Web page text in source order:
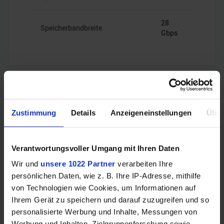
Zustimmung Details Anzeigeneinstellungen
Verantwortungsvoller Umgang mit Ihren Daten
Wir und unsere 1022 Partner verarbeiten Ihre
persönlichen Daten, wie z. B. Ihre IP-Adresse, mithilfe
von Technologien wie Cookies, um Informationen auf
Ihrem Gerät zu speichern und darauf zuzugreifen und so
personalisierte Werbung und Inhalte, Messungen von
Speicherbandbreite
28
Gbps
Videoanschlüsse
HDMI
2.1b
DisplayPort
3x
DisplayPort
2.1b